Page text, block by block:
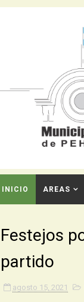
INICIO AREAS
Festejos
partido
agosto 15, 2021